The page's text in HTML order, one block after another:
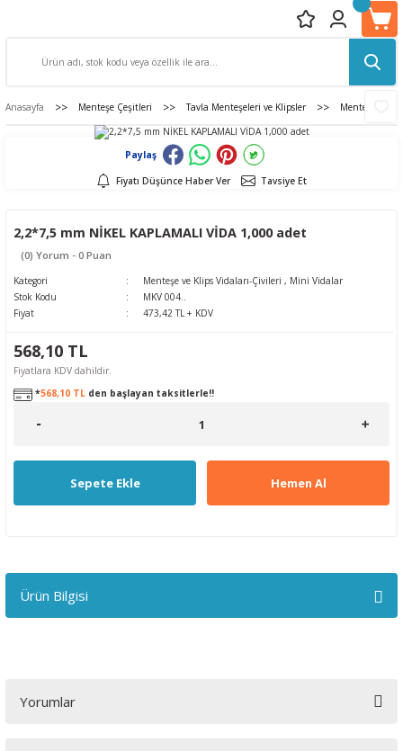
Anasayfa Menteşe Çeşitleri Tavla Menteşeleri ve Klipsler Menteşe ve
Paylaş
Fiyatı Düşünce Haber Ver Tavsiye Et
2,2*7,5 mm NİKEL KAPLAMALI VİDA 1,000 adet
(0) Yorum - 0 Puan
Kategori Menteşe ve Klips Vidaları-Çivileri , Mini Vidalar
Stok Kodu
MKV 004..
Fiyat
473,42 TL + KDV
568,10 TL
Fiyatlara KDV dahildir.
*568,10 TL den başlayan taksitlerle!!
Sepete Ekle Hemen Al
Ürün Bilgisi
Yorumlar